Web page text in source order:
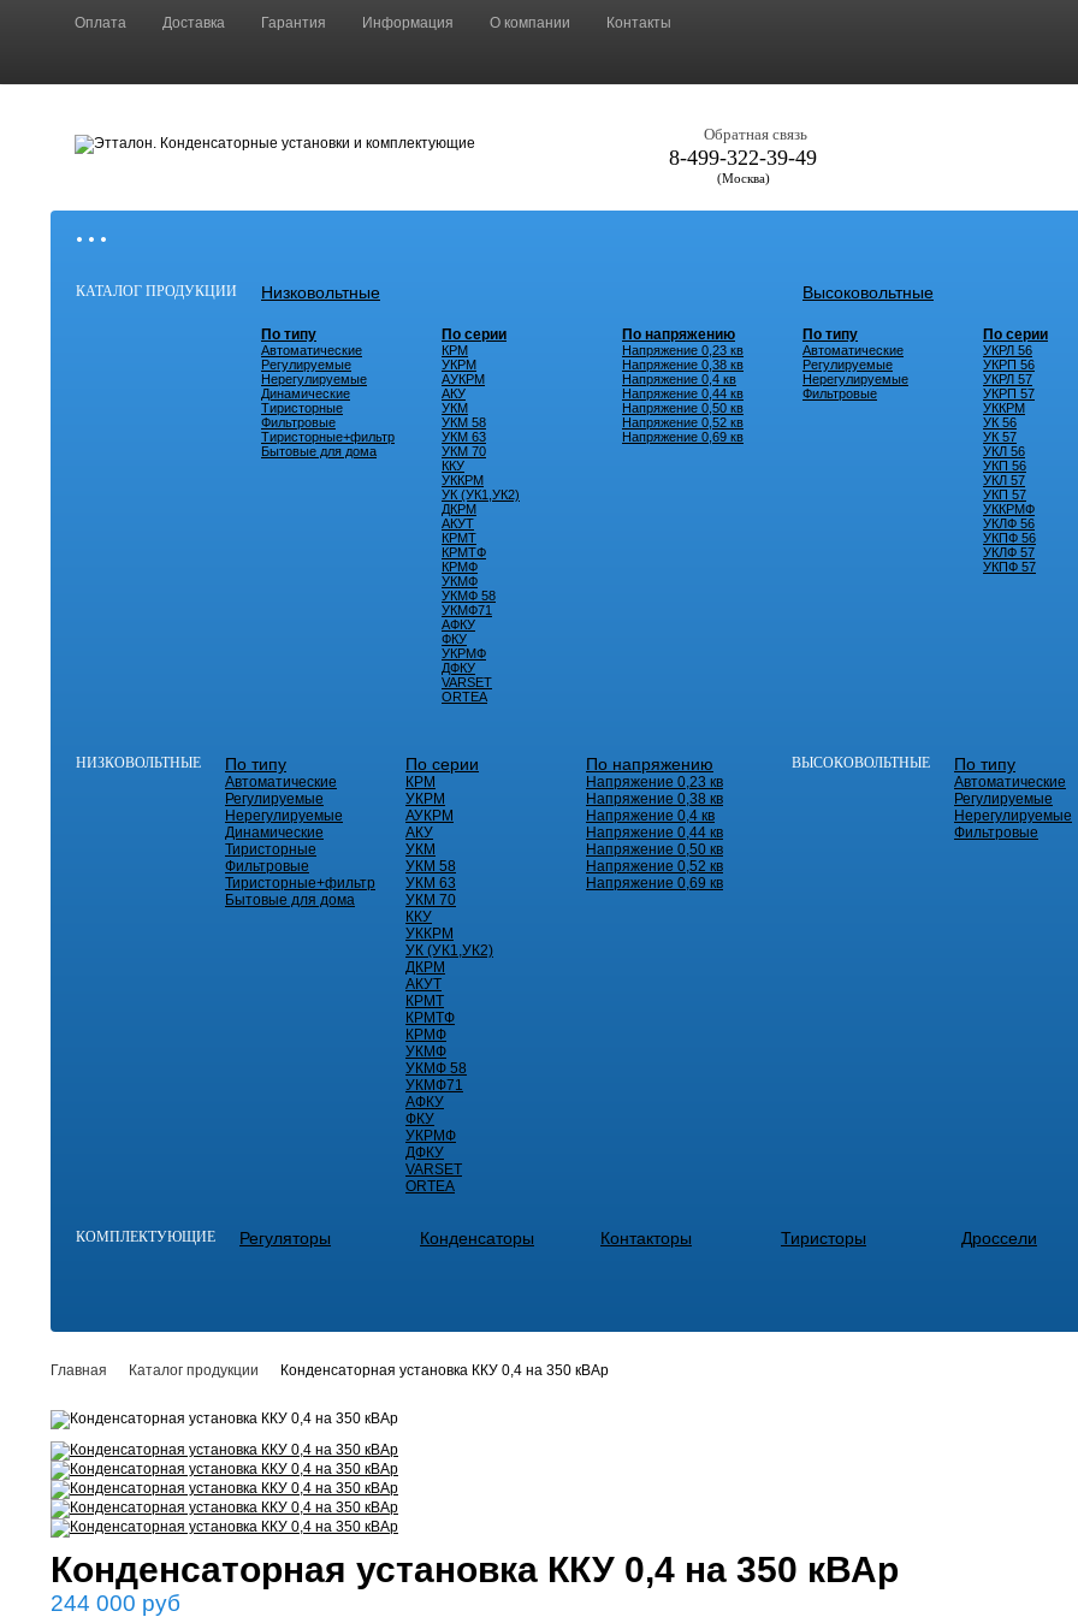
Оплата Доставка Гарантия Информация О компании Контакты
Обратная связь
8-499-322-39-49
(Москва)
• • •
КАТАЛОГ ПРОДУКЦИИ Низковольтные
По типу
Автоматические
Регулируемые
Нерегулируемые
Динамические
Тиристорные
Фильтровые
Тиристорные+фильтр
Бытовые для дома
По серии
КРМ
УКРМ
АУКРМ
АКУ
УКМ
УКМ 58
УКМ 63
УКМ 70
ККУ
УККРМ
УК (УК1,УК2)
ДКРМ
АКУТ
КРМТ
КРМТФ
КРМФ
УКМФ
УКМФ 58
УКМФ71
АФКУ
ФКУ
УКРМФ
ДФКУ
VARSET
ORTEA
По напряжению
Напряжение 0,23 кв
Напряжение 0,38 кв
Напряжение 0,4 кв
Напряжение 0,44 кв
Напряжение 0,50 кв
Напряжение 0,52 кв
Напряжение 0,69 кв
Высоковольтные
По типу
Автоматические
Регулируемые
Нерегулируемые
Фильтровые
По серии
УКРЛ 56
УКРП 56
УКРЛ 57
УКРП 57
УККРМ
УК 56
УК 57
УКЛ 56
УКП 56
УКЛ 57
УКП 57
УККРМФ
УКЛФ 56
УКПФ 56
УКЛФ 57
УКПФ 57
НИЗКОВОЛЬТНЫЕ По типу
Автоматические
Регулируемые
Нерегулируемые
Динамические
Тиристорные
Фильтровые
Тиристорные+фильтр
Бытовые для дома
По серии
КРМ
УКРМ
АУКРМ
АКУ
УКМ
УКМ 58
УКМ 63
УКМ 70
ККУ
УККРМ
УК (УК1,УК2)
ДКРМ
АКУТ
КРМТ
КРМТФ
КРМФ
УКМФ
УКМФ 58
УКМФ71
АФКУ
ФКУ
УКРМФ
ДФКУ
VARSET
ORTEA
По напряжению
Напряжение 0,23 кв
Напряжение 0,38 кв
Напряжение 0,4 кв
Напряжение 0,44 кв
Напряжение 0,50 кв
Напряжение 0,52 кв
Напряжение 0,69 кв
ВЫСОКОВОЛЬТНЫЕ По типу
Автоматические
Регулируемые
Нерегулируемые
Фильтровые
КОМПЛЕКТУЮЩИЕ Регуляторы Конденсаторы Контакторы Тиристоры Дроссели
Главная Каталог продукции Конденсаторная установка ККУ 0,4 на 350 кВАр
Конденсаторная установка ККУ 0,4 на 350 кВАр
244 000 руб